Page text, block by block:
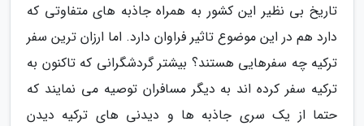
تاریخ بی نظیر این کشور به همراه جاذبه های متفاوتی که
دارد هم در این موضوع تاثیر فراوان دارد. اما ارزان ترین سفر
ترکیه چه سفرهایی هستند؟ بیشتر گردشگرانی که تاکنون به
ترکیه سفر کرده اند به دیگر مسافران توصیه می نمایند که
حتما از یک سری جاذبه ها و دیدنی های ترکیه دیدن